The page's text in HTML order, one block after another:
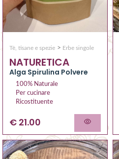
Tè, tisane e spezie > Erbe singole
NATURETICA
Alga Spirulina Polvere
100% Naturale
Per cucinare
Ricostituente
€ 21.00